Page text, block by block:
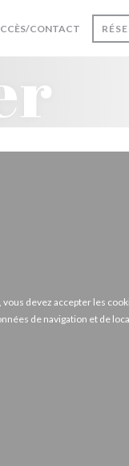
UNE NOUVELLE
CONTACT
devez accepter les
de navigation et de